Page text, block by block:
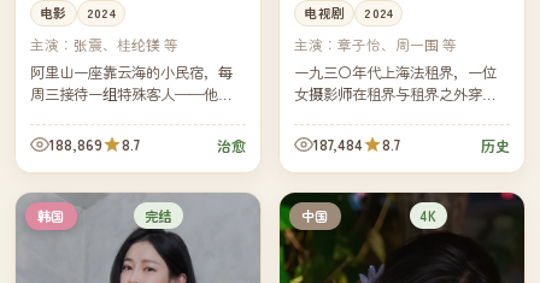
电影 2024
主演： 张震、桂纶镁 等
阿里山一座靠云海的小民宿，每
周三接待一组特殊客人——他们
的家属。民宿主人在最后一晚为
每组客人煮一锅汤。
188,869 8.7 治愈
电视剧 2024
主演：章子怡、周一围 等
一九三〇年代上海法租界，一位
女摄影师在租界与租界之外穿
从盛夏滑向战火前夜的最后一
年。
187,484 8.7 历史
韩国 完结 中国 4K